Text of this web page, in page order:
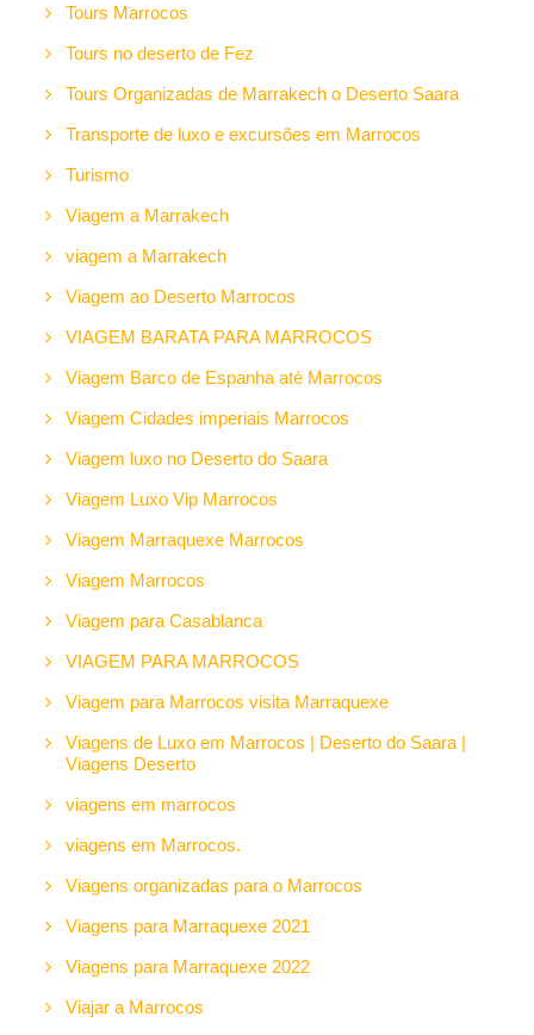
Tours Marrocos
Tours no deserto de Fez
Tours Organizadas de Marrakech o Deserto Saara
Transporte de luxo e excursões em Marrocos
Turismo
Viagem a Marrakech
viagem a Marrakech
Viagem ao Deserto Marrocos
VIAGEM BARATA PARA MARROCOS
Viagem Barco de Espanha até Marrocos
Viagem Cidades imperiais Marrocos
Viagem luxo no Deserto do Saara
Viagem Luxo Vip Marrocos
Viagem Marraquexe Marrocos
Viagem Marrocos
Viagem para Casablanca
VIAGEM PARA MARROCOS
Viagem para Marrocos visita Marraquexe
Viagens de Luxo em Marrocos | Deserto do Saara |
Viagens Deserto
viagens em marrocos
viagens em Marrocos.
Viagens organizadas para o Marrocos
Viagens para Marraquexe 2021
Viagens para Marraquexe 2022
Viajar a Marrocos